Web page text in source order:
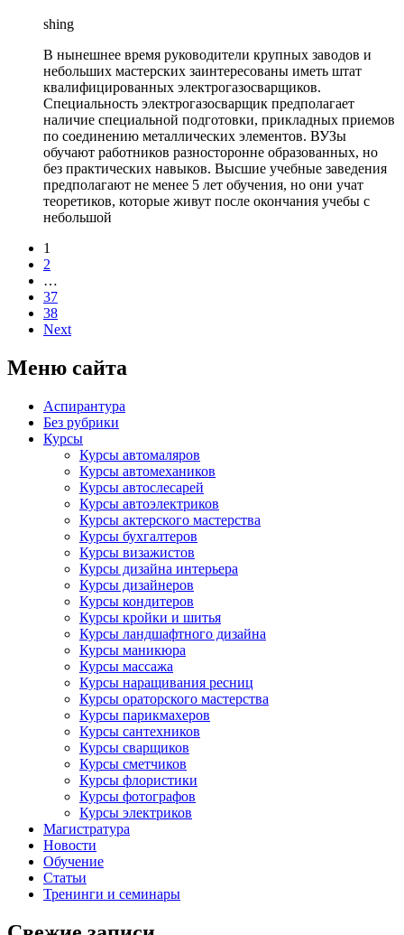
shing
В нынешнее время руководители крупных заводов и
небольших мастерских заинтересованы иметь штат
квалифицированных электрогазосварщиков.
Специальность электрогазосварщик предполагает
наличие специальной подготовки, прикладных приемов
по соединению металлических элементов. ВУЗы
обучают работников разносторонне образованных, но
без практических навыков. Высшие учебные заведения
предполагают не менее 5 лет обучения, но они учат
теоретиков, которые живут после окончания учебы с
небольшой
1
2
…
37
38
Next
Меню сайта
Аспирантура
Без рубрики
Курсы
Курсы автомаляров
Курсы автомехаников
Курсы автослесарей
Курсы автоэлектриков
Курсы актерского мастерства
Курсы бухгалтеров
Курсы визажистов
Курсы дизайна интерьера
Курсы дизайнеров
Курсы кондитеров
Курсы кройки и шитья
Курсы ландшафтного дизайна
Курсы маникюра
Курсы массажа
Курсы наращивания ресниц
Курсы ораторского мастерства
Курсы парикмахеров
Курсы сантехников
Курсы сварщиков
Курсы сметчиков
Курсы флористики
Курсы фотографов
Курсы электриков
Магистратура
Новости
Обучение
Статьи
Тренинги и семинары